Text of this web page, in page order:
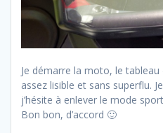
Je démarre la moto, le
assez lisible et sans superflu.
j’hésite à enlever le mode
Bon bon, d’accord 🙂